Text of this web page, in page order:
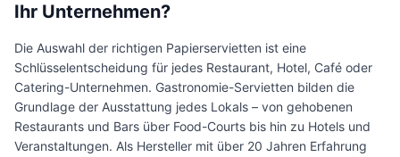
Ihr Unternehmen?
Die Auswahl der richtigen Papierservietten ist eine
Schlüsselentscheidung für jedes Restaurant, Hotel, Café oder
Catering-Unternehmen. Gastronomie-Servietten bilden die
Grundlage der Ausstattung jedes Lokals – von gehobenen
Restaurants und Bars über Food-Courts bis hin zu Hotels und
Veranstaltungen. Als Hersteller mit über 20 Jahren Erfahrung